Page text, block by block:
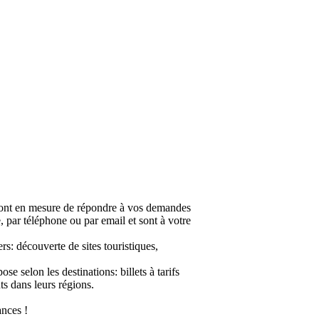
mesure de répondre à vos demandes
par téléphone ou par email et sont à votre
découverte de sites touristiques,
selon les destinations: billets à tarifs
dans leurs régions.
!